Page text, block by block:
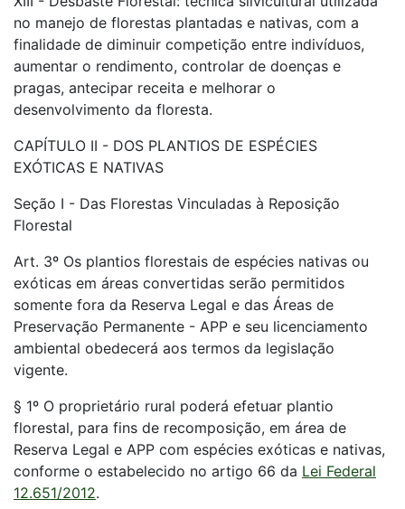
no manejo de florestas plantadas e nativas, com a
finalidade de diminuir competição entre indivíduos,
aumentar o rendimento, controlar de doenças e
pragas, antecipar receita e melhorar o
desenvolvimento da floresta.
CAPÍTULO II - DOS PLANTIOS DE ESPÉCIES
EXÓTICAS E NATIVAS
Seção I - Das Florestas Vinculadas à Reposição
Florestal
Art. 3º Os plantios florestais de espécies nativas ou
exóticas em áreas convertidas serão permitidos
somente fora da Reserva Legal e das Áreas de
Preservação Permanente - APP e seu licenciamento
ambiental obedecerá aos termos da legislação
vigente.
§ 1º O proprietário rural poderá efetuar plantio
florestal, para fins de recomposição, em área de
Reserva Legal e APP com espécies exóticas e nativas,
conforme o estabelecido no artigo 66 da Lei Federal
12.651/2012.